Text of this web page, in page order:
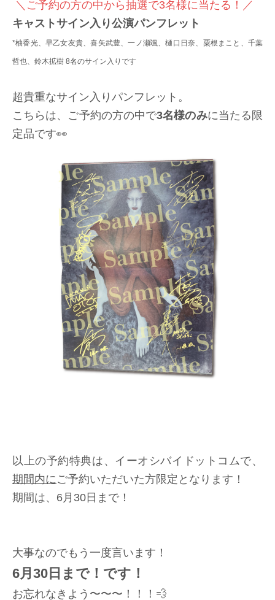
＼ご予約の方の中から抽選で3名様に当たる！／
キャストサイン入り公演パンフレット
*柚香光、早乙女友貴、喜矢武豊、一ノ瀬颯、樋口日奈、粟根まこと、千葉
哲也、鈴木拡樹 8名のサイン入りです
超貴重なサイン入りパンフレット。
こちらは、ご予約の方の中で3名様のみに当たる限
定品です👀
以上の予約特典は、イーオシバイドットコムで、
期間内にご予約いただいた方限定となります！
期間は、6月30日まで！
大事なのでもう一度言います！
6月30日まで！です！
お忘れなきよう〜〜〜！！！💨